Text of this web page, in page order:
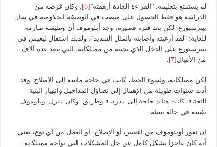
لم يستمتع بتعليمه. “القراءة الجادة أرهقته”[6]
. وكان غرضه من
الدراسة هو فقط الحصول على منصب في الوظيفة الحكومية في سان
بيترسبورغ. لكن بعد فترة قصيرة، وجد أبلوموف أن وظيفته صارمة
للغاية: “لقد أرعبته وأصابته بالملل الشديد”، ولذلك استقال ليعيش في
بيترسبورغ على الدخل الذي يجنيه من ممتلكاته، التي تبعد عدة آلاف
من الأميال [7]
لكن ممتلكاته، ولسوء الحظ، كانت في حاجة ماسة إلى الإصلاح. وقد
أدت سنوات طويلة من الإهمال إلى تضاؤل المداخيل وانهيار البنية
التحتية. كانت هناك حاجة إلى مدرسة وطريق. وكان منزل أوبلوموف
نفسه في حالة سيئة.
إن نفور أوبلوموف من التغيير، أو الإصلاح، أو العمل من أي نوع، يعني
أنه كان عاجزا بشكل كامل عن حل المشكلات التي تواجه ممتلكاته.